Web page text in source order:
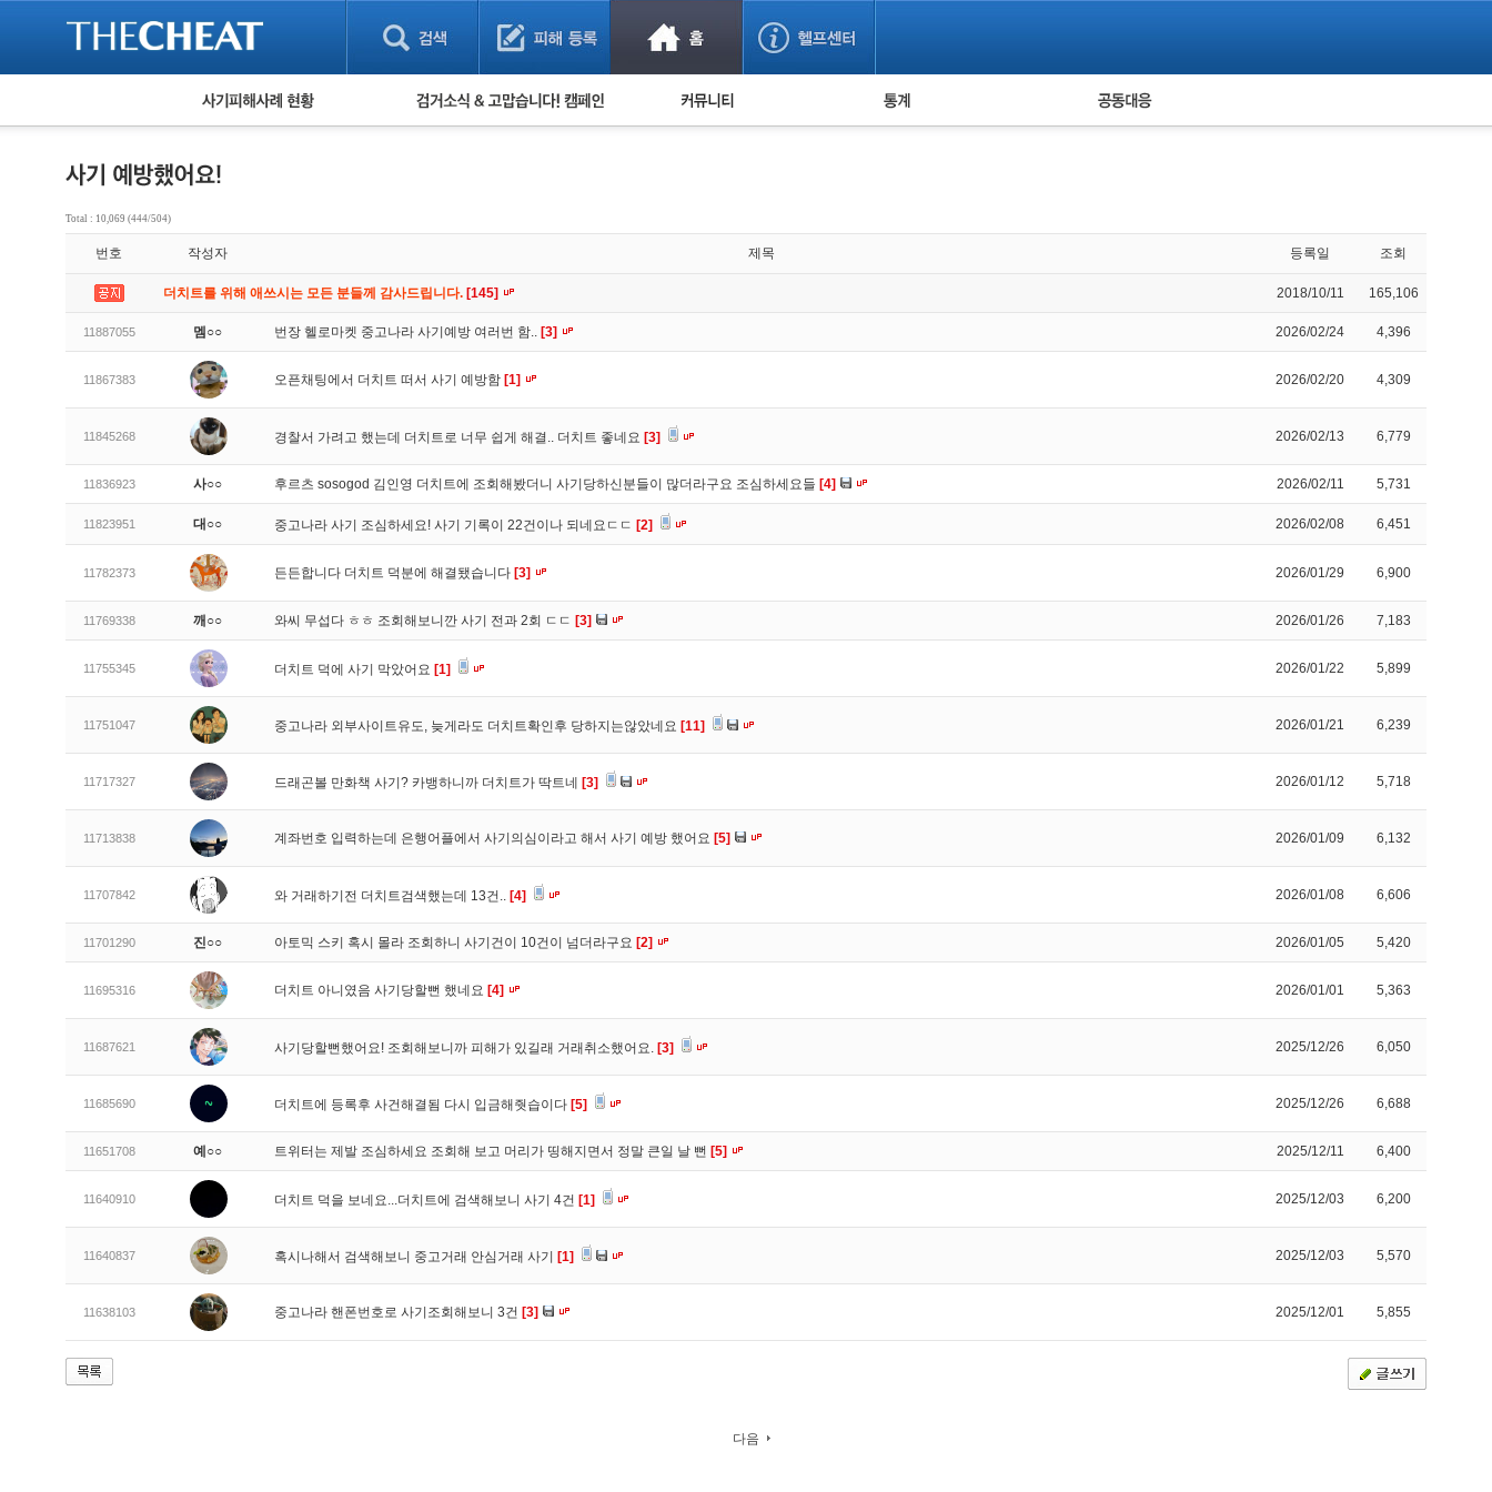
피해사례 현황
게임 · 비실물 피해사례
유해사이트 목록
비공개 피해사례
검거 소식 사기 예방했어요!
사기방지 아이디어
금융사기 관련 영상
누적 피해사례 통계 피해자 공동대응
Total : 10,069 (444/504)
번호 작성자 제목 등록일 조회
더치트를 위해 애쓰시는 모든 분들께 감사드립니다. [145] 2018/10/11 165,106
11887055 멤○○ 번장 헬로마켓 중고나라 사기예방 여러번 함.. [3] 2026/02/24 4,396
11867383 오픈채팅에서 더치트 떠서 사기 예방함 [1] 2026/02/20 4,309
11845268 경찰서 가려고 했는데 더치트로 너무 쉽게 해결.. 더치트 좋네요 [3] 2026/02/13 6,779
11836923 사○○ 후르츠 sosogod 김인영 더치트에 조회해봤더니 사기당하신분들이 많더라구요 조심하세요들 [4] 2026/02/11 5,731
11823951 대○○ 중고나라 사기 조심하세요! 사기 기록이 22건이나 되네요ㄷㄷ [2] 2026/02/08 6,451
11782373 든든합니다 더치트 덕분에 해결됐습니다 [3] 2026/01/29 6,900
11769338 깨○○ 와씨 무섭다 ㅎㅎ 조회해보니깐 사기 전과 2회 ㄷㄷ [3] 2026/01/26 7,183
11755345 더치트 덕에 사기 막았어요 [1] 2026/01/22 5,899
11751047 중고나라 외부사이트유도, 늦게라도 더치트확인후 당하지는않았네요 [11] 2026/01/21 6,239
11717327 드래곤볼 만화책 사기? 카뱅하니까 더치트가 딱트네 [3] 2026/01/12 5,718
11713838 계좌번호 입력하는데 은행어플에서 사기의심이라고 해서 사기 예방 했어요 [5] 2026/01/09 6,132
11707842 와 거래하기전 더치트검색했는데 13건.. [4] 2026/01/08 6,606
11701290 진○○ 아토믹 스키 혹시 몰라 조회하니 사기건이 10건이 넘더라구요 [2] 2026/01/05 5,420
11695316 더치트 아니였음 사기당할뻔 했네요 [4] 2026/01/01 5,363
11687621 사기당할뻔했어요! 조회해보니까 피해가 있길래 거래취소했어요. [3] 2025/12/26 6,050
11685690 더치트에 등록후 사건해결됨 다시 입금해줫습이다 [5] 2025/12/26 6,688
11651708 예○○ 트위터는 제발 조심하세요 조회해 보고 머리가 띵해지면서 정말 큰일 날 뻔 [5] 2025/12/11 6,400
11640910 더치트 덕을 보네요...더치트에 검색해보니 사기 4건 [1] 2025/12/03 6,200
11640837 혹시나해서 검색해보니 중고거래 안심거래 사기 [1] 2025/12/03 5,570
11638103 중고나라 핸폰번호로 사기조회해보니 3건 [3] 2025/12/01 5,855
다음